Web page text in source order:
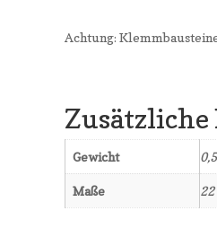
Achtung:
Gewicht
Maße 22